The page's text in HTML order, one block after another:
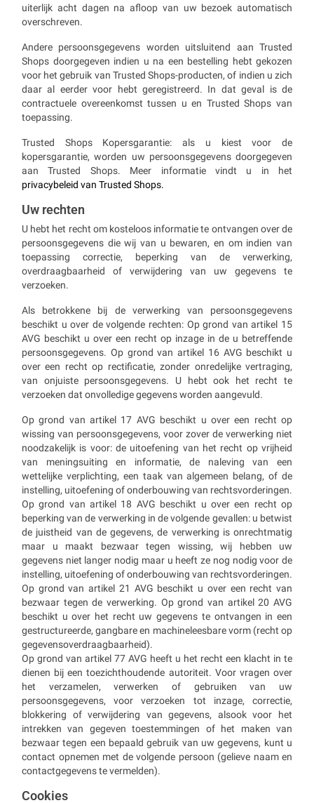
uiterlijk acht dagen na afloop van uw bezoek automatisch
overschreven.
Andere persoonsgegevens worden uitsluitend aan Trusted
Shops doorgegeven indien u na een bestelling hebt gekozen
voor het gebruik van Trusted Shops-producten, of indien u zich
daar al eerder voor hebt geregistreerd. In dat geval is de
contractuele overeenkomst tussen u en Trusted Shops van
toepassing.
Trusted Shops Kopersgarantie: als u kiest voor de
kopersgarantie, worden uw persoonsgegevens doorgegeven
aan Trusted Shops. Meer informatie vindt u in het
privacybeleid van Trusted Shops.
Uw rechten
U hebt het recht om kosteloos informatie te ontvangen over de
persoonsgegevens die wij van u bewaren, en om indien van
toepassing correctie, beperking van de verwerking,
overdraagbaarheid of verwijdering van uw gegevens te
verzoeken.
Als betrokkene bij de verwerking van persoonsgegevens
beschikt u over de volgende rechten: Op grond van artikel 15
AVG beschikt u over een recht op inzage in de u betreffende
persoonsgegevens. Op grond van artikel 16 AVG beschikt u
over een recht op rectificatie, zonder onredelijke vertraging,
van onjuiste persoonsgegevens. U hebt ook het recht te
verzoeken dat onvolledige gegevens worden aangevuld.
Op grond van artikel 17 AVG beschikt u over een recht op
wissing van persoonsgegevens, voor zover de verwerking niet
noodzakelijk is voor: de uitoefening van het recht op vrijheid
van meningsuiting en informatie, de naleving van een
wettelijke verplichting, een taak van algemeen belang, of de
instelling, uitoefening of onderbouwing van rechtsvorderingen.
Op grond van artikel 18 AVG beschikt u over een recht op
beperking van de verwerking in de volgende gevallen: u betwist
de juistheid van de gegevens, de verwerking is onrechtmatig
maar u maakt bezwaar tegen wissing, wij hebben uw
gegevens niet langer nodig maar u heeft ze nog nodig voor de
instelling, uitoefening of onderbouwing van rechtsvorderingen.
Op grond van artikel 21 AVG beschikt u over een recht van
bezwaar tegen de verwerking. Op grond van artikel 20 AVG
beschikt u over het recht uw gegevens te ontvangen in een
gestructureerde, gangbare en machineleesbare vorm (recht op
gegevensoverdraagbaarheid).
Op grond van artikel 77 AVG heeft u het recht een klacht in te
dienen bij een toezichthoudende autoriteit. Voor vragen over
het verzamelen, verwerken of gebruiken van uw
persoonsgegevens, voor verzoeken tot inzage, correctie,
blokkering of verwijdering van gegevens, alsook voor het
intrekken van gegeven toestemmingen of het maken van
bezwaar tegen een bepaald gebruik van uw gegevens, kunt u
contact opnemen met de volgende persoon (gelieve naam en
contactgegevens te vermelden).
Cookies